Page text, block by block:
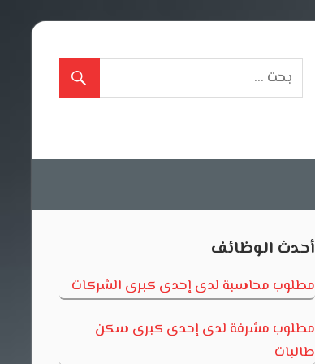
أحدث الوظائف
مطلوب محاسبة لدى إحدى كبرى الشركات
مطلوب مشرفة لدى إحدى كبرى سكن
طالبات